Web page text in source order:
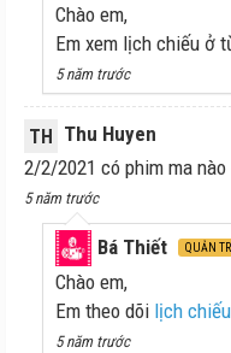
Chào em,
Em xem lịch chiếu ở
5 năm trước
TH Thu Huyen
2/2/2021 có phim ma
5 năm trước
Bá Thiết QUẢN
Chào em,
Em theo dõi lịch
5 năm trước